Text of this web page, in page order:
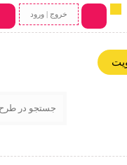
خروج | ورود